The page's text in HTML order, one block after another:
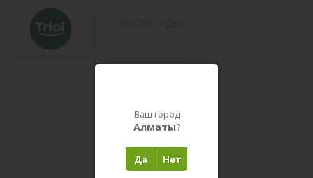
ВСЕ БРЕНДЫ
Ваш город
Алматы?
Нет
Да